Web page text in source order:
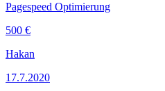
Pagespeed Optimierung
500 €
Hakan
17.7.2020